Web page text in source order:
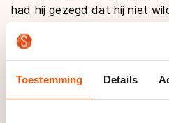
Toestemming Details
had hij gezegd dat hij niet
probeerden het zo te
kopgroep kwam, maar
wedstrijd."